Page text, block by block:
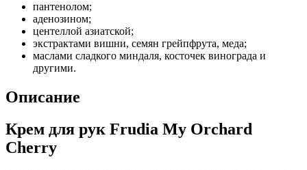
пантенолом;
аденозином;
центеллой азиатской;
экстрактами вишни, семян грейпфрута, меда;
маслами сладкого миндаля, косточек винограда и
другими.
Описание
Крем для рук Frudia My Orchard
Cherry